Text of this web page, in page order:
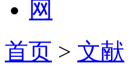
首页 > 文献